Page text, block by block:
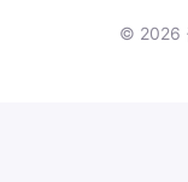
© 2026